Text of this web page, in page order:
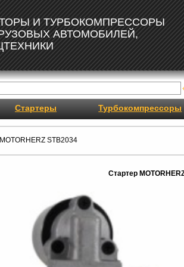
И ТУРБОКОМПРЕССОРЫ
АВТОМОБИЛЕЙ,
Стартеры Турбокомпрессоры
STB2034
Стартер